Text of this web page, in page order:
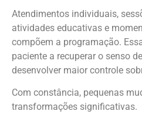
Atendimentos individuais,
atividades educativas e
compõem a programação.
paciente a recuperar o senso
desenvolver maior controle
Com constância, pequenas
transformações significativas.